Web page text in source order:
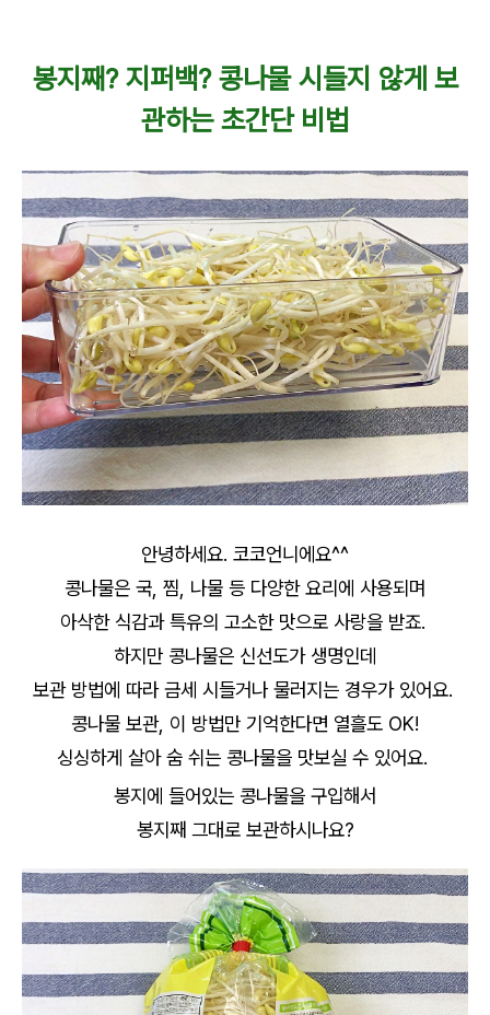
봉지째? 지퍼백? 콩나물 시들지 않게 보
관하는 초간단 비법
안녕하세요. 코코언니에요^^
콩나물은 국, 찜, 나물 등 다양한 요리에 사용되며
아삭한 식감과 특유의 고소한 맛으로 사랑을 받죠.
하지만 콩나물은 신선도가 생명인데
보관 방법에 따라 금세 시들거나 물러지는 경우가 있어요.
콩나물 보관, 이 방법만 기억한다면 열흘도 OK!
싱싱하게 살아 숨 쉬는 콩나물을 맛보실 수 있어요.
봉지에 들어있는 콩나물을 구입해서
봉지째 그대로 보관하시나요?